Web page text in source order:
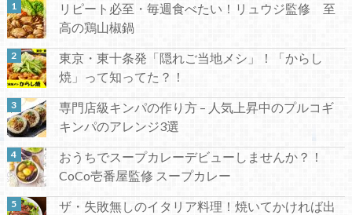
リピート必至・毎週食べたい！リュウジ監修 至
高の鶏山椒鍋
東京・東十条発「隠れご当地メシ」！「からし
焼」って知ってた？！
専門店級キンパの作り方 – 人気上昇中のプルコギ
キンパのアレンジ3選
おうちでスープカレーデビューしませんか？！
CoCo壱番屋監修 スープカレー
ザ・失敗無しのイタリア料理！焼いてかければ出